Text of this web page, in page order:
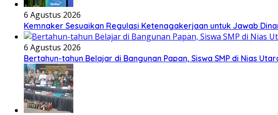
6 Agustus 2026
Kemnaker Sesuaikan Regulasi Ketenagakerjaan untuk Jawab
6 Agustus 2026
Bertahun-tahun Belajar di Bangunan Papan, Siswa SMP di Nias